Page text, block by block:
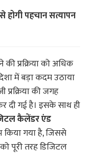
पहचान सत्यापन
की प्रक्रिया को अधिक
में बड़ा कदम उठाया
की जगह
दी गई है। इसके साथ ही
कैलेंडर एंड
किया गया है, जिससे
पूरी तरह डिजिटल